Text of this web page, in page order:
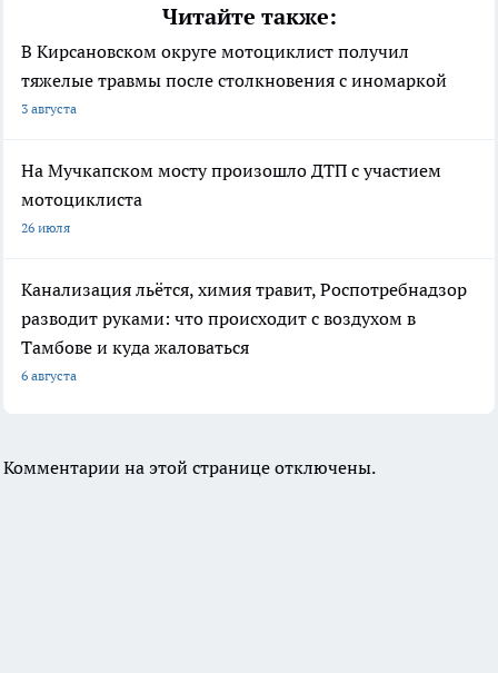
Читайте также:
В Кирсановском округе мотоциклист получил
тяжелые травмы после столкновения с иномаркой
3 августа
На Мучкапском мосту произошло ДТП с участием
мотоциклиста
26 июля
Канализация льётся, химия травит, Роспотребнадзор
разводит руками: что происходит с воздухом в
Тамбове и куда жаловаться
6 августа
Комментарии на этой странице отключены.